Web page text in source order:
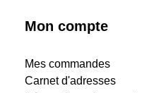
Mon compte
Mes commandes
Carnet d'adresses